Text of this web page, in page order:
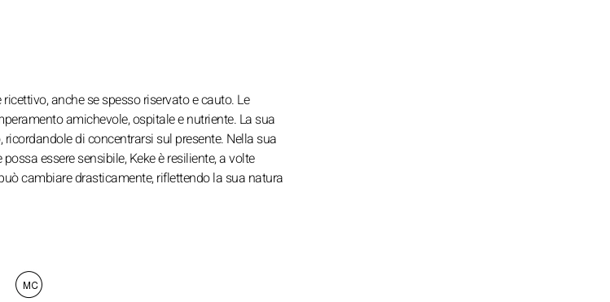
anche se spesso riservato e cauto. Le
amichevole, ospitale e nutriente. La sua
di concentrarsi sul presente. Nella sua
essere sensibile, Keke è resiliente, a volte
cambiare drasticamente, riflettendo la sua natura